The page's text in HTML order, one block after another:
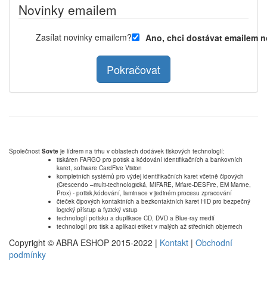
Novinky emailem
Zasílat novinky emailem? Ano, chci dostávat emailem
Pokračovat
Společnost Sovte je lídrem na trhu v oblastech dodávek tiskových technologií:
tiskáren FARGO pro potisk a kódování identifikačních a bankovních
karet, software CardFive Vision
kompletních systémů pro výdej identifikačních karet včetně čipových
(Crescendo –multi-technologická, MIFARE, Mifare-DESFire, EM Marine,
Prox) - potisk,kódování, laminace v jediném procesu zpracování
čteček čipových kontaktních a bezkontaktních karet HID pro bezpečný
logický přístup a fyzický vstup
technologií potisku a duplikace CD, DVD a Blue-ray medií
technologií pro tisk a aplikaci etiket v malých až středních objemech
Copyright © ABRA ESHOP 2015-2022 | Kontakt | Obchodní
podmínky